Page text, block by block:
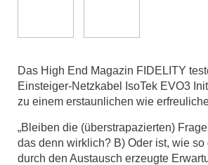
Das High End Magazin FIDELITY
Einsteiger-Netzkabel IsoTek EVO3
zu einem erstaunlichen wie
„Bleiben die (überstrapazierten)
das denn wirklich? B) Oder ist, wie so
durch den Austausch erzeugte